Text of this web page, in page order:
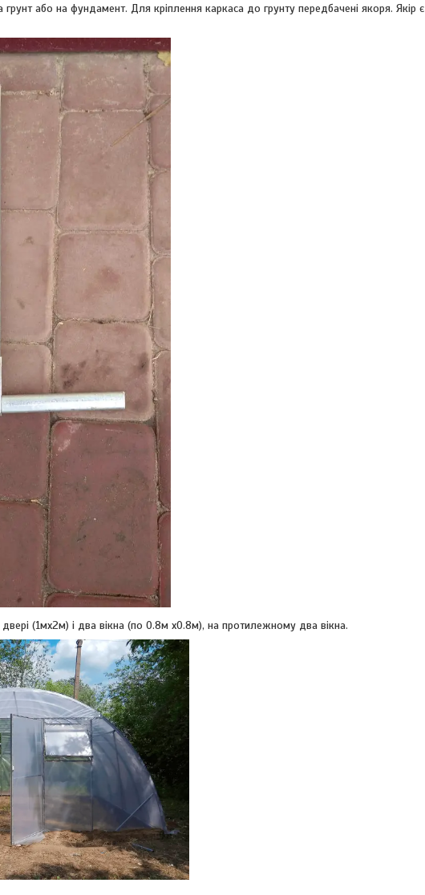
або на фундамент. Для кріплення каркаса до грунту передбачені якоря. Якір є
(1мх2м) і два вікна (по 0.8м х0.8м), на протилежному два вікна.